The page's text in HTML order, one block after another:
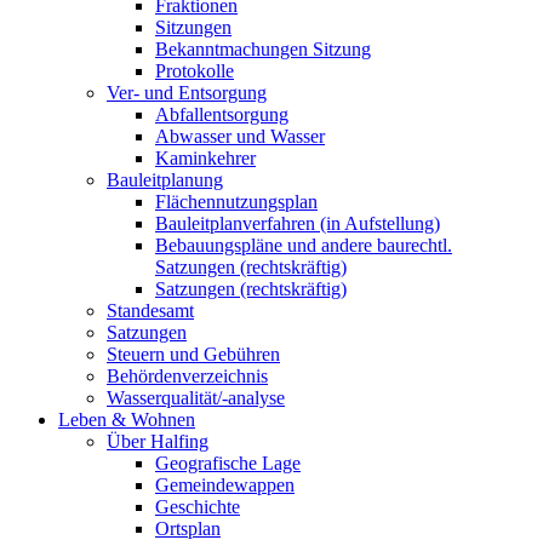
Fraktionen
Sitzungen
Bekanntmachungen Sitzung
Protokolle
Ver- und Entsorgung
Abfallentsorgung
Abwasser und Wasser
Kaminkehrer
Bauleitplanung
Flächennutzungsplan
Bauleitplanverfahren (in Aufstellung)
Bebauungspläne und andere baurechtl.
Satzungen (rechtskräftig)
Satzungen (rechtskräftig)
Standesamt
Satzungen
Steuern und Gebühren
Behördenverzeichnis
Wasserqualität/-analyse
Leben & Wohnen
Über Halfing
Geografische Lage
Gemeindewappen
Geschichte
Ortsplan